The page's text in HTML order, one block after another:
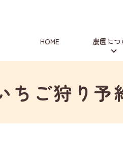
HOME 農園につ
ちご狩り予